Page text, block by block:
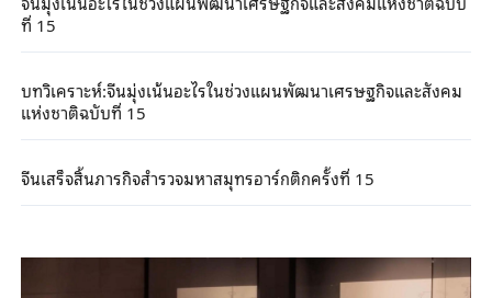
ที่ 15
บทวิเคราะห์:จีนมุ่งเน้นอะไรในช่วงแผนพัฒนาเศรษฐกิจและสังคม
แห่งชาติฉบับที่ 15
จีนเสร็จสิ้นภารกิจสำรวจมหาสมุทรอาร์กติกครั้งที่ 15